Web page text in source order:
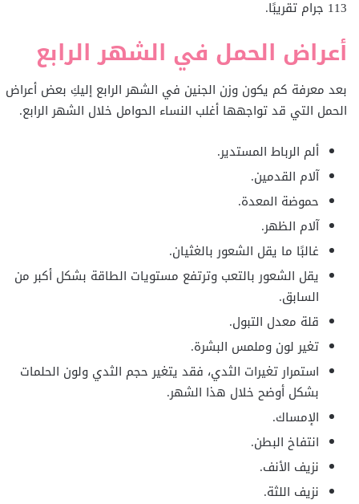
113 جرام تقريبًا.
أعراض الحمل في الشهر الرابع
بعد معرفة كم يكون وزن الجنين في الشهر الرابع إليكِ بعض أعراض
الحمل التي قد تواجهها أغلب النساء الحوامل خلال الشهر الرابع.
ألم الرباط المستدير.
آلام القدمين.
حموضة المعدة.
آلام الظهر.
غالبًا ما يقل الشعور بالغثيان.
يقل الشعور بالتعب وترتفع مستويات الطاقة بشكل أكبر من
السابق.
قلة معدل التبول.
تغير لون وملمس البشرة.
استمرار تغيرات الثدي، فقد يتغير حجم الثدي ولون الحلمات
بشكل أوضح خلال هذا الشهر.
الإمساك.
انتفاخ البطن.
نزيف الأنف.
نزيف اللثة.